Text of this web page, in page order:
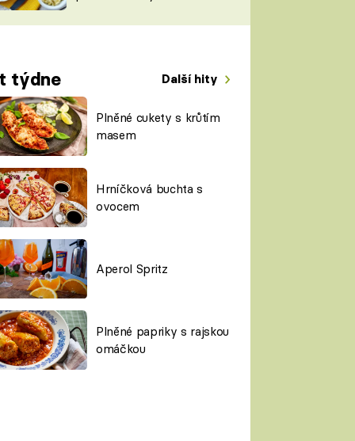
týdne Další hity
Plněné cukety s krůtím
masem
Hrníčková buchta s
ovocem
Aperol Spritz
Plněné papriky s rajskou
omáčkou